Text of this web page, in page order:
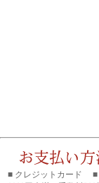
■ クレジットカード ■